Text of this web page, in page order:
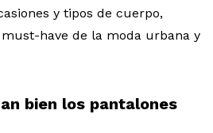
y tipos de cuerpo,
have de la moda urbana y
bien los pantalones